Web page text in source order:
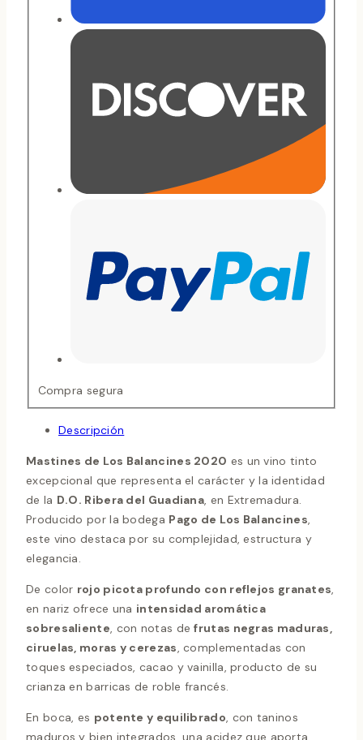
Compra segura
Descripción
Mastines de Los Balancines 2020 es un vino tinto
excepcional que representa el carácter y la identidad
de la D.O. Ribera del Guadiana , en Extremadura.
Producido por la bodega Pago de Los Balancines
este vino destaca por su complejidad, estructura y
elegancia.
De color rojo picota profundo con reflejos granates
en nariz ofrece una intensidad aromática
sobresaliente , con notas defrutas negras maduras,
ciruelas, moras y cerezas , complementadas con
toques especiados, cacao y vainilla, producto de su
crianza en barricas de roble francés.
En boca, es potente y equilibrado , con taninos
maduros y bien integrados, una acidez que aporta